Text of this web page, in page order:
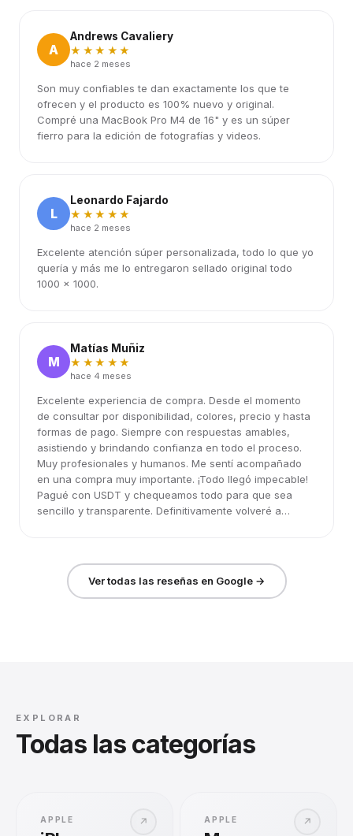
A
Andrews Cavaliery
★★★★★
hace 2 meses
Son muy confiables te dan exactamente los que te
ofrecen y el producto es 100% nuevo y original.
Compré una MacBook Pro M4 de 16" y es un súper
fierro para la edición de fotografías y videos.
L
Leonardo Fajardo
★★★★★
hace 2 meses
Excelente atención súper personalizada, todo lo que yo
quería y más me lo entregaron sellado original todo
1000 x 1000.
M
Matías Muñiz
★★★★★
hace 4 meses
Excelente experiencia de compra. Desde el momento
de consultar por disponibilidad, colores, precio y hasta
formas de pago. Siempre con respuestas amables,
asistiendo y brindando confianza en todo el proceso.
Muy profesionales y humanos. Me sentí acompañado
en una compra muy importante. ¡Todo llegó impecable!
Pagué con USDT y chequeamos todo para que sea
sencillo y transparente. Definitivamente volveré a
Ver todas las reseñas en Google →
EXPLORAR
Todas las categorías
↗
APPLE ↗
APPLE